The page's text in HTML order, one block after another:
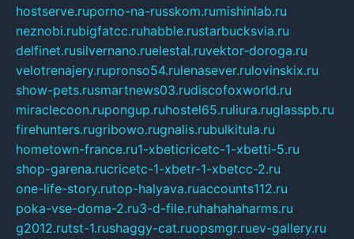
hostserve.ruporno-na-russkom.rumishinlab.ru
neznobi.rubigfatcc.ruhabble.rustarbucksvia.ru
delfinet.rusilvernano.ruelestal.ruvektor-doroga.ru
velotrenajery.rupronso54.rulenasever.rulovinskix.ru
show-pets.rusmartnews03.rudiscofoxworld.ru
miraclecoon.rupongup.ruhostel65.ruliura.ruglasspb.ru
firehunters.rugribowo.rugnalis.rubulkitula.ru
hometown-france.ru1-xbeticricetc-1-xbetti-5.ru
shop-garena.rucricetc-1-xbetr-1-xbetcc-2.ru
one-life-story.rutop-halyava.ruaccounts112.ru
poka-vse-doma-2.ru3-d-file.ruhahahaharms.ru
g2012.rutst-1.rushaggy-cat.ruopsmgr.ruev-gallery.ru